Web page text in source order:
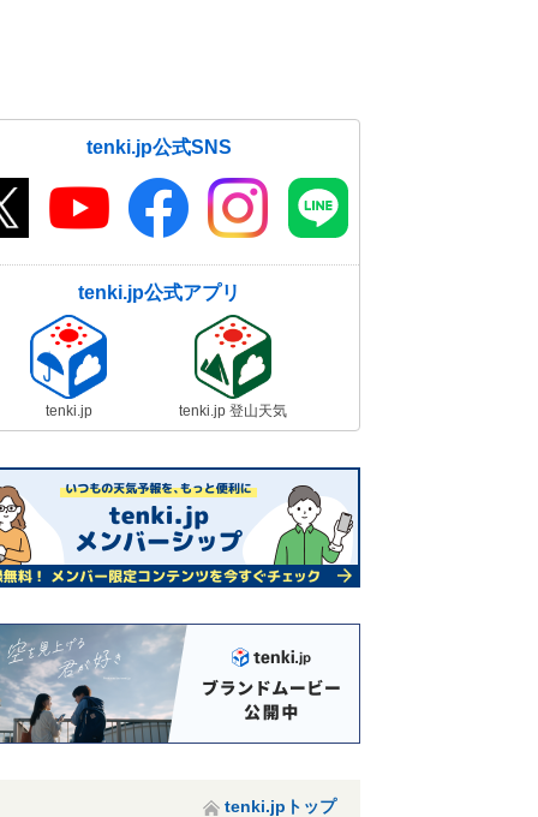
tenki.jp公式SNS
tenki.jp公式アプリ
tenki.jp tenki.jp 登山天気
tenki.jpトップ